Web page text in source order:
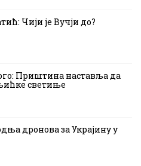
Чији је Вучји до?
Приштина наставља да
светиње
дронова за Украјину у